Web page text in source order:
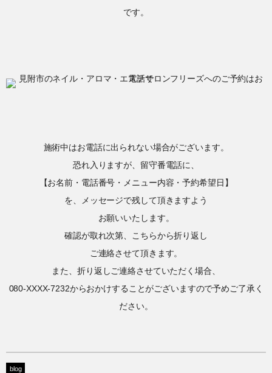
です。
施術中はお電話に出られない場合がございます。
恐れ入りますが、留守番電話に、
【お名前・電話番号・メニュー内容・予約希望日】
を、メッセージで残して頂きますよう
お願いいたします。
確認が取れ次第、こちらから折り返し
ご連絡させて頂きます。
また、折り返しご連絡させていただく場合、
080-XXXX-7232からおかけすることがございますので予めご了承く
ださい。
blog